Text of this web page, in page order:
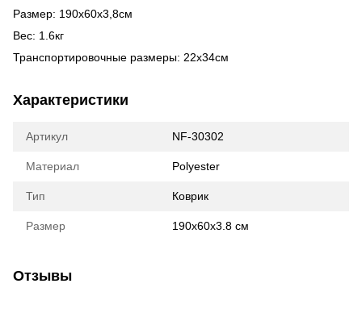
Размер: 190x60x3,8см
Вес: 1.6кг
Транспортировочные размеры: 22x34см
Характеристики
Артикул NF-30302
Материал Polyester
Тип Коврик
Размер 190х60х3.8 см
Отзывы